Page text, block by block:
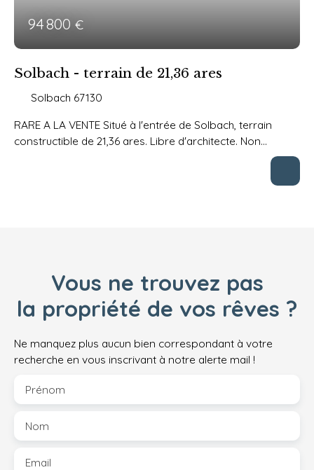
94 800 €
Solbach - terrain de 21,36 ares
Solbach 67130
RARE A LA VENTE Situé à l'entrée de Solbach, terrain
constructible de 21,36 ares. Libre d'architecte. Non
viabilisé. La commune de Solbach est couverte par le
Vous ne trouvez pas
la propriété de vos rêves ?
Ne manquez plus aucun bien correspondant à votre
recherche en vous inscrivant à notre alerte mail !
Prénom
Nom
Email